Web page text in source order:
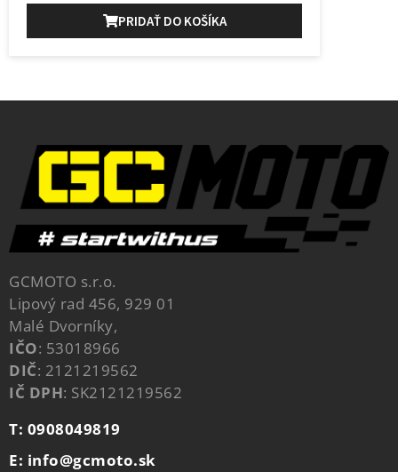
PRIDAŤ DO KOŠÍKA
GCMOTO s.r.o.
Lipový rad 456, 929 01
Malé Dvorníky,
IČO: 53018966
DIČ: 2121219562
IČ DPH: SK2121219562
T: 0908049819
E: info@gcmoto.sk